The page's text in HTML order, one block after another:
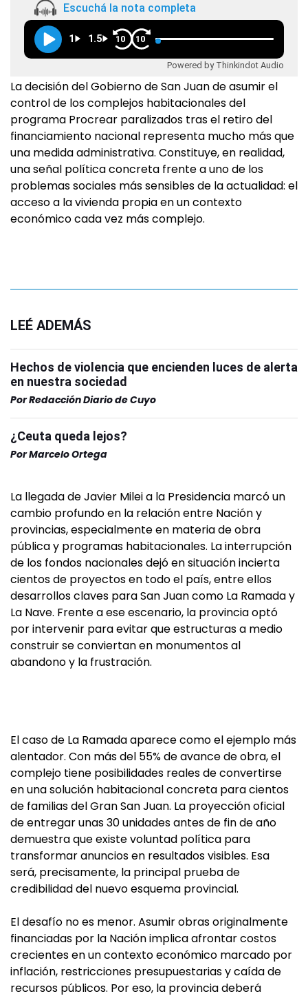
Escuchá la nota completa
1 1.5 10 10
Powered by Thinkindot Audio
La decisión del Gobierno de San Juan de asumir el
control de los complejos habitacionales del
programa Procrear paralizados tras el retiro del
financiamiento nacional representa mucho más que
una medida administrativa. Constituye, en realidad,
una señal política concreta frente a uno de los
problemas sociales más sensibles de la actualidad: el
acceso a la vivienda propia en un contexto
económico cada vez más complejo.
LEÉ ADEMÁS
Hechos de violencia que encienden luces de alerta
en nuestra sociedad
PorRedacción Diario de Cuyo
¿Ceuta queda lejos?
PorMarcelo Ortega
La llegada de Javier Milei a la Presidencia marcó un
cambio profundo en la relación entre Nación y
provincias, especialmente en materia de obra
pública y programas habitacionales. La interrupción
de los fondos nacionales dejó en situación incierta
cientos de proyectos en todo el país, entre ellos
desarrollos claves para San Juan como La Ramada y
La Nave. Frente a ese escenario, la provincia optó
por intervenir para evitar que estructuras a medio
construir se conviertan en monumentos al
abandono y la frustración.
El caso de La Ramada aparece como el ejemplo más
alentador. Con más del 55% de avance de obra, el
complejo tiene posibilidades reales de convertirse
en una solución habitacional concreta para cientos
de familias del Gran San Juan. La proyección oficial
de entregar unas 30 unidades antes de fin de año
demuestra que existe voluntad política para
transformar anuncios en resultados visibles. Esa
será, precisamente, la principal prueba de
credibilidad del nuevo esquema provincial.
El desafío no es menor. Asumir obras originalmente
financiadas por la Nación implica afrontar costos
crecientes en un contexto económico marcado por
inflación, restricciones presupuestarias y caída de
recursos públicos. Por eso, la provincia deberá